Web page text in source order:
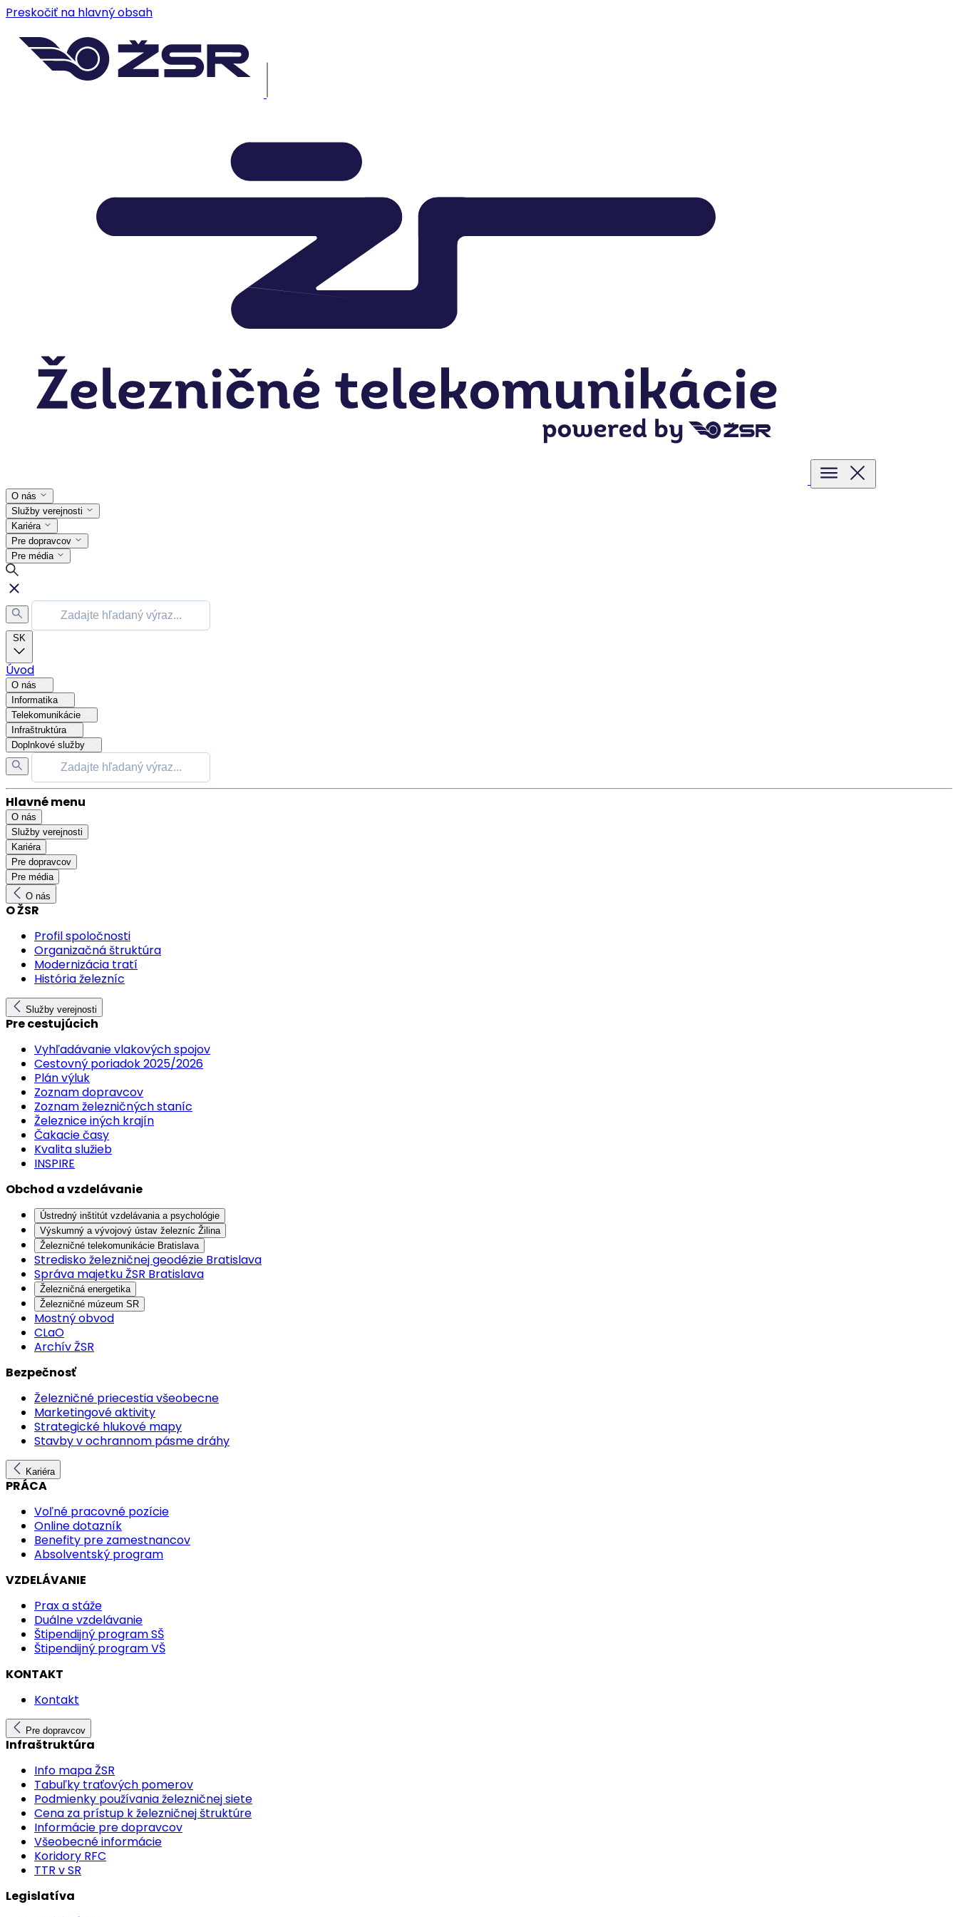
Preskočiť na hlavný obsah
O nás
Služby verejnosti
Kariéra
Pre dopravcov
Pre média
SK
Úvod
O nás
Informatika
Telekomunikácie
Infraštruktúra
Doplnkové služby
Hlavné menu
O nás
Služby verejnosti
Kariéra
Pre dopravcov
Pre média
O nás
O ŽSR
Profil spoločnosti
Organizačná štruktúra
Modernizácia tratí
História železníc
Služby verejnosti
Pre cestujúcich
Vyhľadávanie vlakových spojov
Cestovný poriadok 2025/2026
Plán výluk
Zoznam dopravcov
Zoznam železničných staníc
Železnice iných krajín
Čakacie časy
Kvalita služieb
INSPIRE
Obchod a vzdelávanie
Ústredný inštitút vzdelávania a psychológie
Výskumný a vývojový ústav železníc Žilina
Železničné telekomunikácie Bratislava
Stredisko železničnej geodézie Bratislava
Správa majetku ŽSR Bratislava
Železničná energetika
Železničné múzeum SR
Mostný obvod
CLaO
Archív ŽSR
Bezpečnosť
Železničné priecestia všeobecne
Marketingové aktivity
Strategické hlukové mapy
Stavby v ochrannom pásme dráhy
Kariéra
PRÁCA
Voľné pracovné pozície
Online dotazník
Benefity pre zamestnancov
Absolventský program
VZDELÁVANIE
Prax a stáže
Duálne vzdelávanie
Štipendijný program SŠ
Štipendijný program VŠ
KONTAKT
Kontakt
Pre dopravcov
Infraštruktúra
Info mapa ŽSR
Tabuľky traťových pomerov
Podmienky používania železničnej siete
Cena za prístup k železničnej štruktúre
Informácie pre dopravcov
Všeobecné informácie
Koridory RFC
TTR v SR
Legislatíva